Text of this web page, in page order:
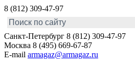
8 (812) 309-47-97
Санкт-Петербург 8 (812) 309-47-97
Москва 8 (495) 669-67-87
E-mail armagaz@armagaz.ru